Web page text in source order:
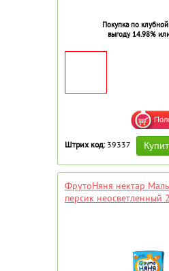
Покупка по клубной
выгоду 14.98%
Штрих код: 39337
ФрутоНяня нектар
персик неосветленный